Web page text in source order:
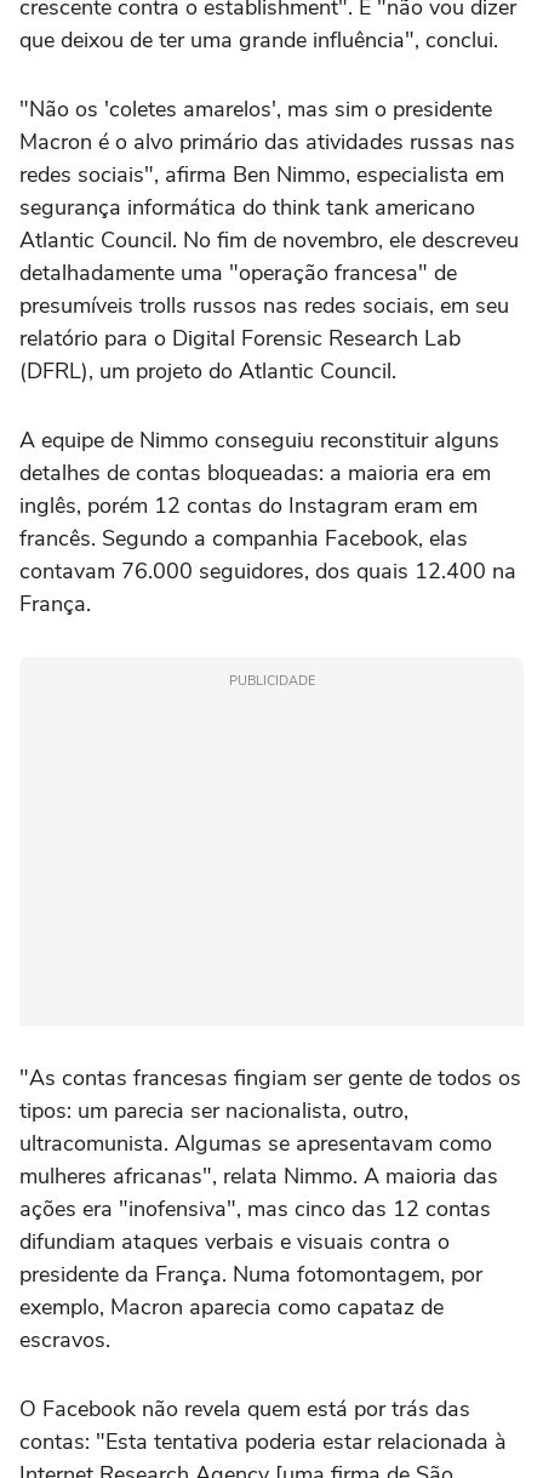
crescente contra o establishment". E "não vou dizer
que deixou de ter uma grande influência", conclui.
"Não os 'coletes amarelos', mas sim o presidente
Macron é o alvo primário das atividades russas nas
redes sociais", afirma Ben Nimmo, especialista em
segurança informática do think tank americano
Atlantic Council. No fim de novembro, ele descreveu
detalhadamente uma "operação francesa" de
presumíveis trolls russos nas redes sociais, em seu
relatório para o Digital Forensic Research Lab
(DFRL), um projeto do Atlantic Council.
A equipe de Nimmo conseguiu reconstituir alguns
detalhes de contas bloqueadas: a maioria era em
inglês, porém 12 contas do Instagram eram em
francês. Segundo a companhia Facebook, elas
contavam 76.000 seguidores, dos quais 12.400 na
França.
PUBLICIDADE
"As contas francesas fingiam ser gente de todos os
tipos: um parecia ser nacionalista, outro,
ultracomunista. Algumas se apresentavam como
mulheres africanas", relata Nimmo. A maioria das
ações era "inofensiva", mas cinco das 12 contas
difundiam ataques verbais e visuais contra o
presidente da França. Numa fotomontagem, por
exemplo, Macron aparecia como capataz de
escravos.
O Facebook não revela quem está por trás das
contas: "Esta tentativa poderia estar relacionada à